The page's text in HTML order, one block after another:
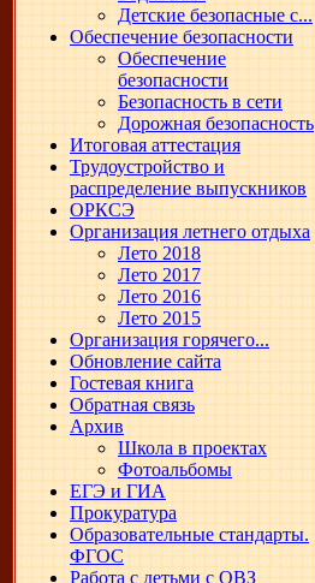
Детские безопасные с...
Обеспечение безопасности
Обеспечение
безопасности
Безопасность в сети
Дорожная безопасность
Итоговая аттестация
Трудоустройство и
распределение выпускников
ОРКСЭ
Организация летнего отдыха
Лето 2018
Лето 2017
Лето 2016
Лето 2015
Организация горячего...
Обновление сайта
Гостевая книга
Обратная связь
Архив
Школа в проектах
Фотоальбомы
ЕГЭ и ГИА
Прокуратура
Образовательные стандарты.
ФГОС
Работа с детьми с ОВЗ